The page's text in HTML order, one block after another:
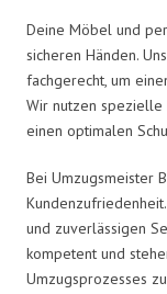
Deine Möbel und
sicheren Händen.
fachgerecht, um
Wir nutzen spezielle
einen optimalen
Bei Umzugsmeister
und zuverlässigen
kompetent und
Umzugsprozesses